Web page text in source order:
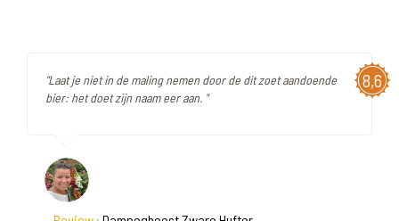
8,6
"Laat je niet in de maling nemen door de dit zoet aandoende
bier: het doet zijn naam eer aan. "